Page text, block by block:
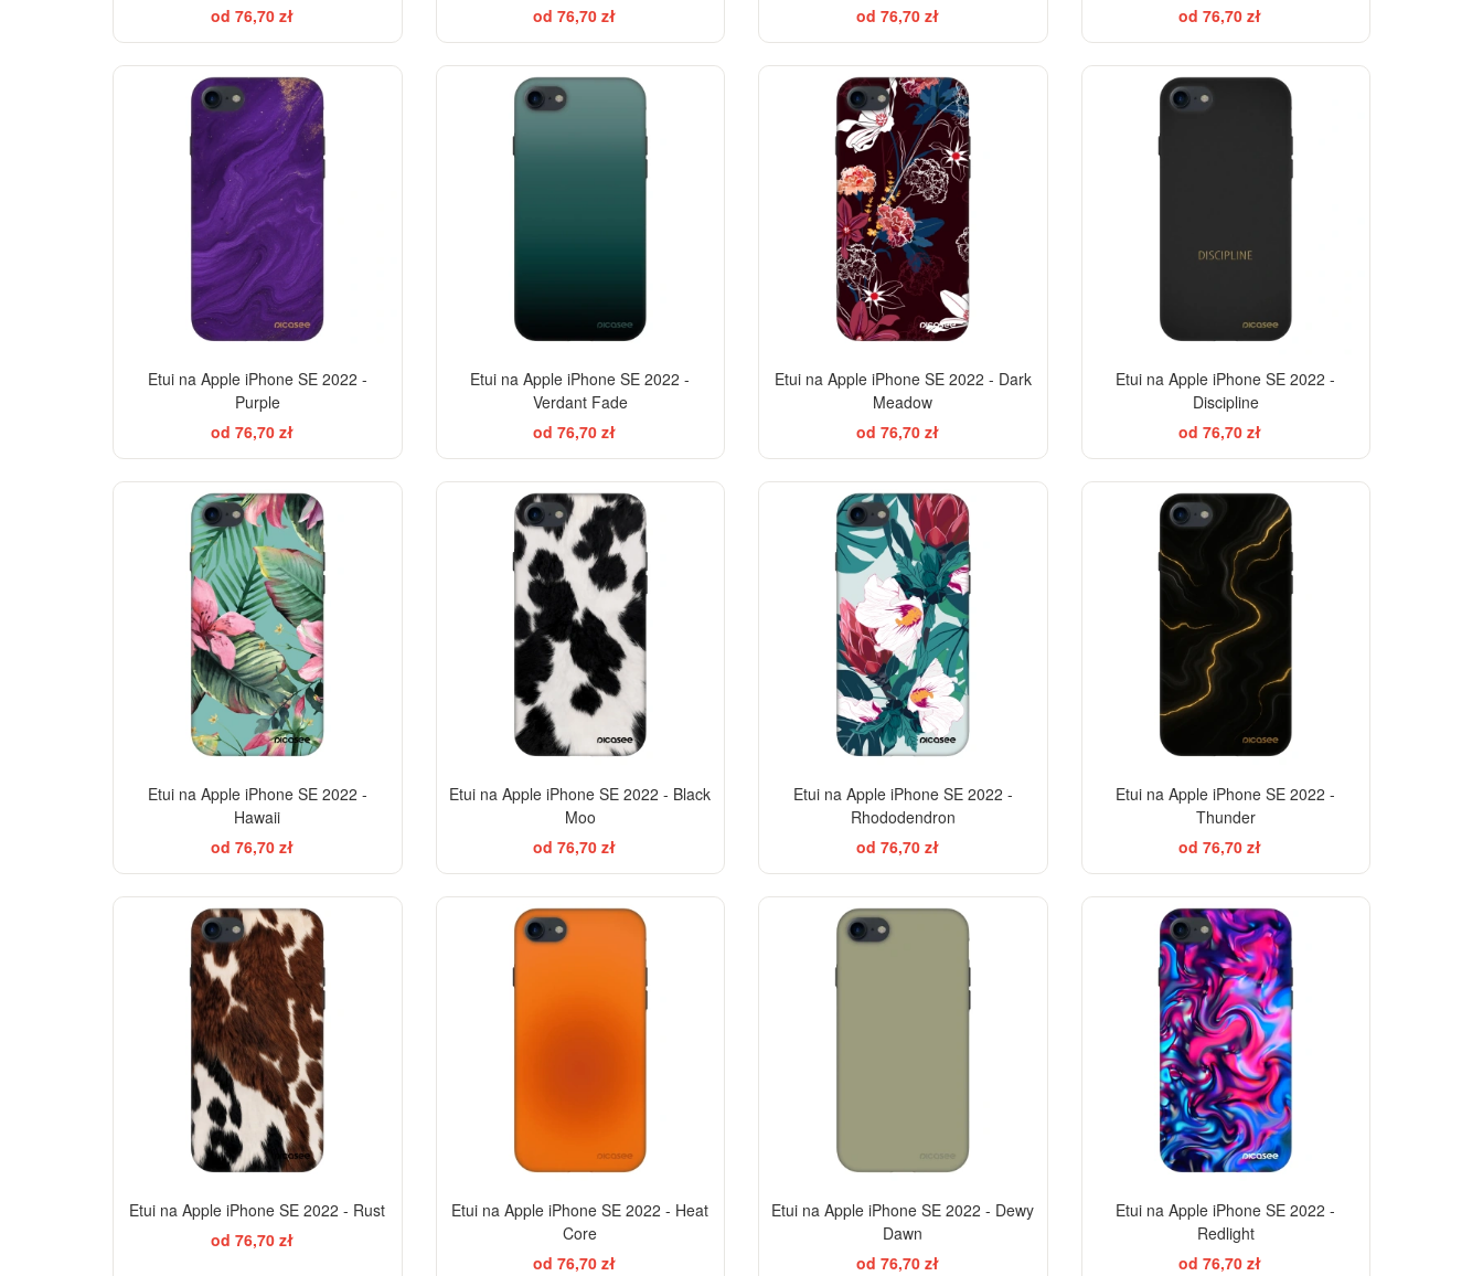
od 76,70 zł
od 76,70 zł
od 76,70 zł
od 76,70 zł
Etui na Apple iPhone SE 2022 -
Purple
od 76,70 zł
Etui na Apple iPhone SE 2022 -
Verdant Fade
od 76,70 zł
Etui na Apple iPhone SE 2022 - Dark
Meadow
od 76,70 zł
Etui na Apple iPhone SE 2022 -
Discipline
od 76,70 zł
Etui na Apple iPhone SE 2022 -
Hawaii
od 76,70 zł
Etui na Apple iPhone SE 2022 - Black
Moo
od 76,70 zł
Etui na Apple iPhone SE 2022 -
Rhododendron
od 76,70 zł
Etui na Apple iPhone SE 2022 -
Thunder
od 76,70 zł
Etui na Apple iPhone SE 2022 - Rust
od 76,70 zł
Etui na Apple iPhone SE 2022 - Heat
Core
od 76,70 zł
Etui na Apple iPhone SE 2022 - Dewy
Dawn
od 76,70 zł
Etui na Apple iPhone SE 2022 -
Redlight
od 76,70 zł